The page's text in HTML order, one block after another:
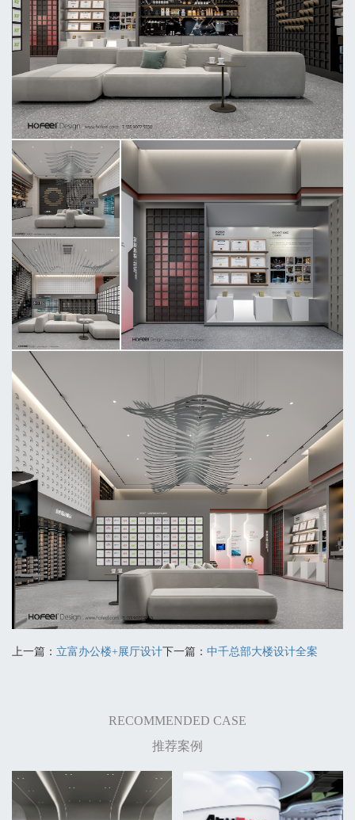
上一篇： 立富办公楼+展厅设计下一篇： 中千总部大楼设计全案
RECOMMENDED CASE
推荐案例